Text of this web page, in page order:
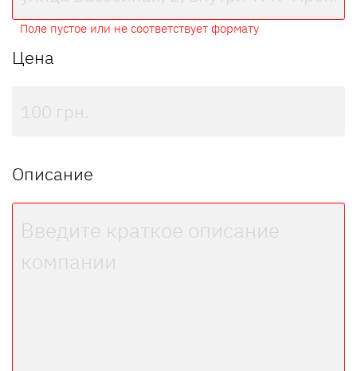
Поле пустое или не соответствует формату
Цена
Описание